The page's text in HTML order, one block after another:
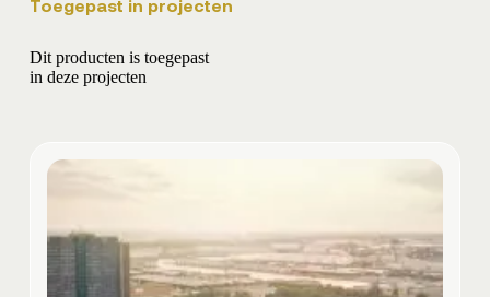
Toegepast in projecten
Dit producten is toegepast
in deze projecten